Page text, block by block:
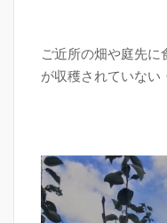
ご近所の畑や庭先に
が収穫されていない